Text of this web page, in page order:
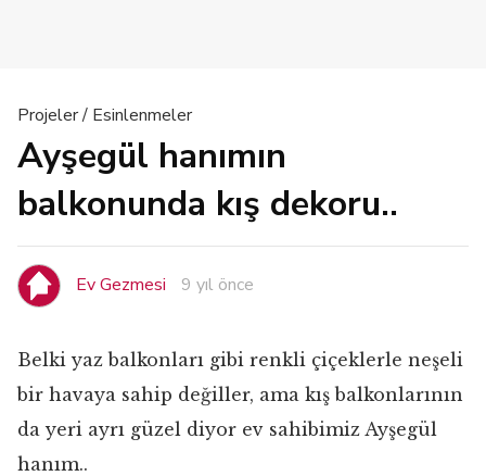
Projeler / Esinlenmeler
Ayşegül hanımın
balkonunda kış dekoru..
Ev Gezmesi 9 yıl önce
Belki yaz balkonları gibi renkli çiçeklerle neşeli
bir havaya sahip değiller, ama kış balkonlarının
da yeri ayrı güzel diyor ev sahibimiz Ayşegül
hanım..